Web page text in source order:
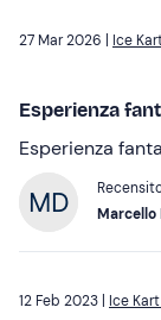
27 Mar 2026 | Ice
Esperienza
Esperienza
Marcello
12 Feb 2023 | Ice